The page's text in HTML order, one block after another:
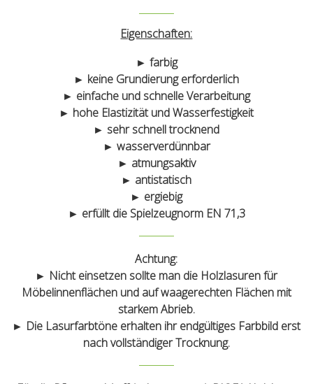
Eigenschaften:
► farbig
► keine Grundierung erforderlich
► einfache und schnelle Verarbeitung
► hohe Elastizität und Wasserfestigkeit
► sehr schnell trocknend
► wasserverdünnbar
► atmungsaktiv
► antistatisch
► ergiebig
► erfüllt die Spielzeugnorm EN 71,3
Achtung:
► Nichteinsetzen sollte man die Holzlasuren für
Möbelinnenflächen und auf waagerechten Flächen mit
starkem Abrieb.
► Die Lasurfarbtöne erhalten ihr endgültiges Farbbild erst
nach vollständiger Trocknung.